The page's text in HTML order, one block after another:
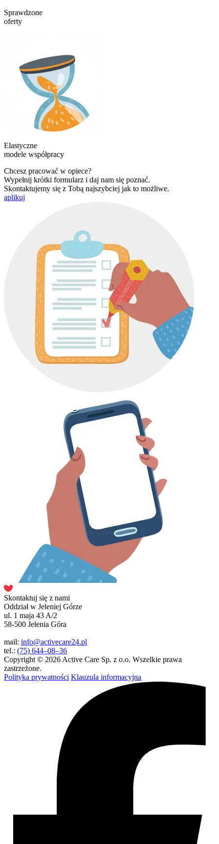
Sprawdzone
oferty
Elastyczne
modele współpracy
Chcesz pracować w opiece?
Wypełnij krótki formularz i daj nam się poznać.
Skontaktujemy się z Tobą najszybciej jak to możliwe.
aplikuj
Skontaktuj się z nami
Oddział w Jeleniej Górze
ul. 1 maja 43 A/2
58-500 Jelenia Góra
mail: info@activecare24.pl
tel.: (75) 644–08–36
Copyright © 2026 Active Care Sp. z o.o. Wszelkie prawa
zastrzeżone.
Polityka prywatności Klauzula informacyjna